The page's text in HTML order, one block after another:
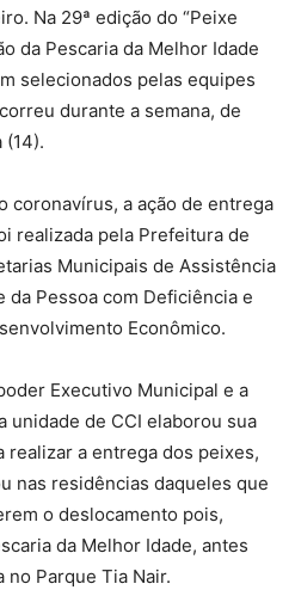
Na 29ª edição do “Peixe
da Pescaria da Melhor Idade
selecionados pelas equipes
durante a semana, de
(14).
coronavírus, a ação de entrega
realizada pela Prefeitura de
Municipais de Assistência
da Pessoa com Deficiência e
Econômico.
Executivo Municipal e a
unidade de CCI elaborou sua
realizar a entrega dos peixes,
nas residências daqueles que
o deslocamento pois,
da Melhor Idade, antes
no Parque Tia Nair.